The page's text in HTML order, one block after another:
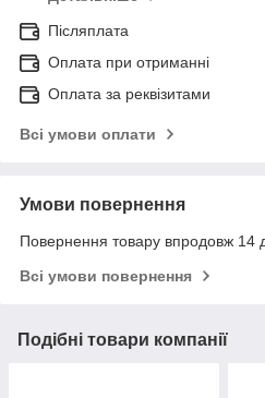
Післяплата
Оплата при отриманні
Оплата за реквізитами
Всі умови оплати
Умови повернення
Повернення товару впродовж 14
Всі умови повернення
Подібні товари компанії